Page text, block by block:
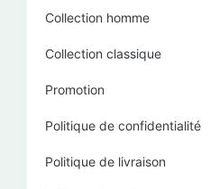
Collection homme
Collection classique
Promotion
Politique de confidentialité
Politique de livraison